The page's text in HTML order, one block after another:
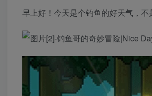
早上好！今天是个钓鱼的好天气，不